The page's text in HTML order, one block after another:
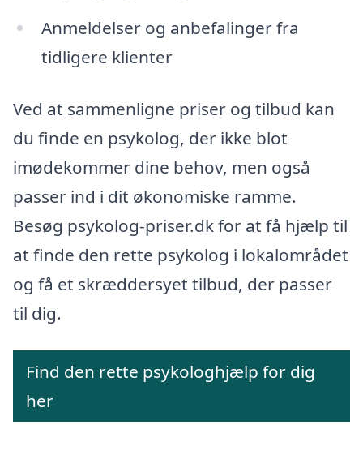
Anmeldelser og anbefalinger fra
tidligere klienter
Ved at sammenligne priser og tilbud kan
du finde en psykolog, der ikke blot
imødekommer dine behov, men også
passer ind i dit økonomiske ramme.
Besøg psykolog-priser.dk for at få hjælp til
at finde den rette psykolog i lokalområdet
og få et skræddersyet tilbud, der passer
til dig.
Find den rette psykologhjælp for dig
her